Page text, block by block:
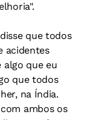
que todos
acidentes
algo que eu
que todos
na Índia.
ambos os